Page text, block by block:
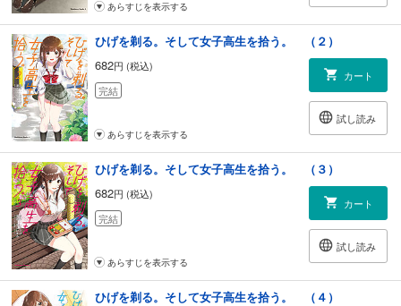
あらすじを表示する
ひげを剃る。そして女子高生を拾う。 （２）
682円 (税込)
完結
カート
試し読み
あらすじを表示する
ひげを剃る。そして女子高生を拾う。 （３）
682円 (税込)
完結
カート
試し読み
あらすじを表示する
ひげを剃る。そして女子高生を拾う。 （４）